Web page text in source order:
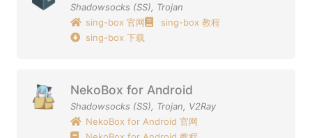
Shadowsocks (SS), Trojan
sing-box 官网
sing-box 教程
sing-box 下载
NekoBox for Android
Shadowsocks (SS), Trojan, V2Ray
NekoBox for Android 官网